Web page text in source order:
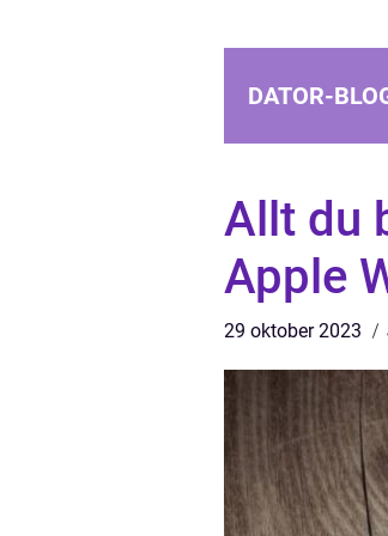
DATOR-
Allt du
Apple
29 oktober 2023